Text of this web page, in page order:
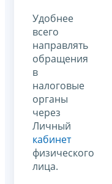
Удобнее
всего
направлять
обращения
в
налоговые
органы
через
Личный
кабинет
физического
лица.